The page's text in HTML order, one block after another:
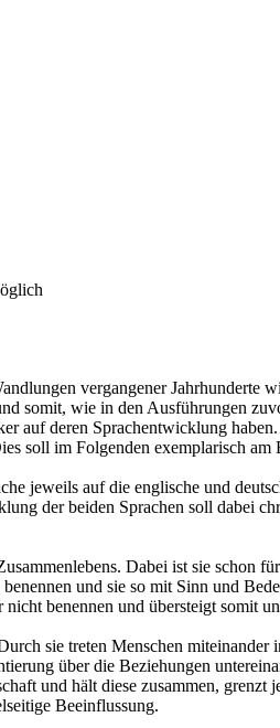
vergangener
somit, wie in den Ausführungen
auf deren Sprachentwicklung
soll im Folgenden exemplarisch
jeweils auf die englische und
der beiden Sprachen soll dabei
Dabei ist sie
und sie so mit Sinn und
benennen und übersteigt somit
sie treten Menschen
über die Beziehungen
und hält diese zusammen,
Beeinflussung.